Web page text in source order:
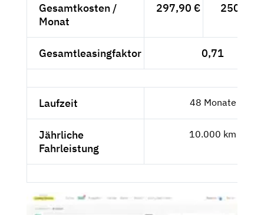
Gesamtkosten /
Monat
297,90 € 250,33 €
Gesamtleasingfaktor 0,71
Laufzeit 48 Monate
Jährliche
Fahrleistung
10.000 km